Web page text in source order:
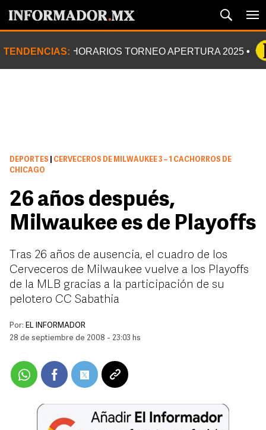
TENDENCIAS: HORARIOS TORNEO APERTURA 2025
DEPORTES
CERVECEROS DE MILWAUKEE 3 – 1 CACHORROS DE
CHICAGO
26 años después,
Milwaukee es de Playoffs
Tras 26 años de ausencia, el cuadro de los
Cerveceros de Milwaukee vuelve a los Playoffs
de la MLB gracias a la participación de su
pelotero CC Sabathia
Por: EL INFORMADOR
28 de septiembre de 2008 - 23:03 hs